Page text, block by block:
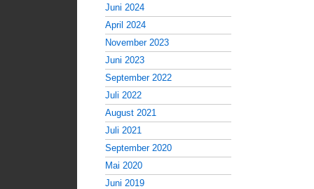
Juni 2024
April 2024
November 2023
Juni 2023
September 2022
Juli 2022
August 2021
Juli 2021
September 2020
Mai 2020
Juni 2019